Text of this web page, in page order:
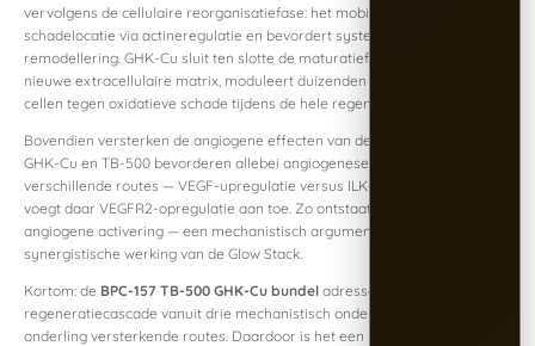
vervolgens de cellulaire reorganisatiefase: het mobiliseert cellen naar de
schadelocatie via actineregulatie en bevordert systemisch vasculaire
remodellering. GHK-Cu sluit ten slotte de maturatiefase: het bouwt
nieuwe extracellulaire matrix, moduleert duizenden genen en beschermt
cellen tegen oxidatieve schade tijdens de hele regeneratiecyclus.
Bovendien versterken de angiogene effecten van de drie peptiden elkaar.
GHK-Cu en TB-500 bevorderen allebei angiogenese, maar via
verschillende routes — VEGF-upregulatie versus ILK-activering. BPC-157
voegt daar VEGFR2-opregulatie aan toe. Zo ontstaat drievoudige
angiogene activering — een mechanistisch argument voor de
synergistische werking van de Glow Stack.
Kortom: de BPC-157 TB-500 GHK-Cu bundel adresseert de complete
regeneratiecascade vanuit drie mechanistisch onderscheidende maar
onderling versterkende routes. Daardoor is het een uniek